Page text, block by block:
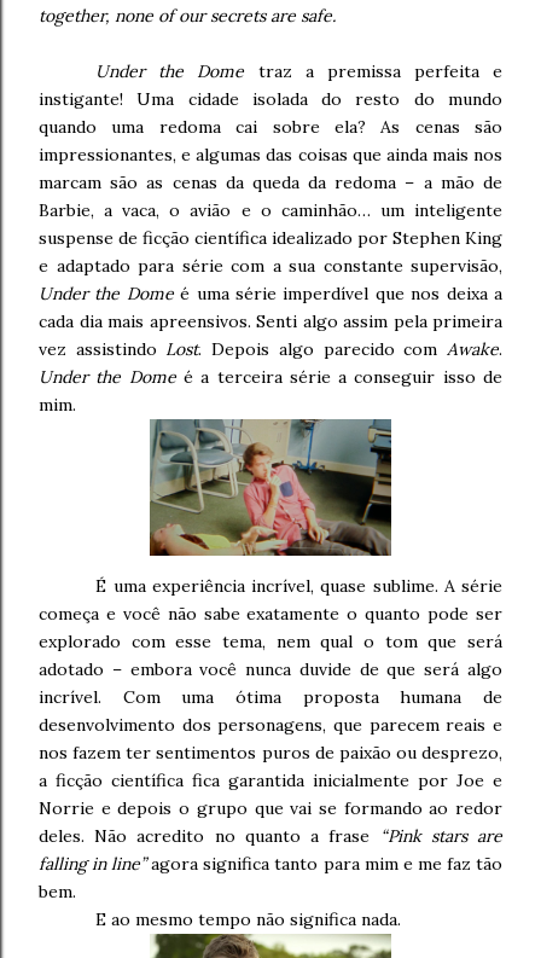
together, none of our secrets are safe.
Under the Dome traz a premissa perfeita e
instigante! Uma cidade isolada do resto do mundo
quando uma redoma cai sobre ela? As cenas são
impressionantes, e algumas das coisas que ainda mais nos
marcam são as cenas da queda da redoma – a mão de
Barbie, a vaca, o avião e o caminhão… um inteligente
suspense de ficção científica idealizado por Stephen King
e adaptado para série com a sua constante supervisão,
Under the Domeé uma série imperdível que nos deixa a
cada dia mais apreensivos. Senti algo assim pela primeira
vez assistindo Lost. Depois algo parecido comAwake.
Under the Domeé a terceira série a conseguir isso de
mim.
É uma experiência incrível, quase sublime. A série
começa e você não sabe exatamente o quanto pode ser
explorado com esse tema, nem qual o tom que será
adotado – embora você nunca duvide de que será algo
incrível. Com uma ótima proposta humana de
desenvolvimento dos personagens, que parecem reais e
nos fazem ter sentimentos puros de paixão ou desprezo,
a ficção científica fica garantida inicialmente por Joe e
Norrie e depois o grupo que vai se formando ao redor
deles. Não acredito no quanto a frase
“Pink stars are
falling in line”agora significa tanto para mim e me faz tão
bem.
E ao mesmo tempo não significa nada.